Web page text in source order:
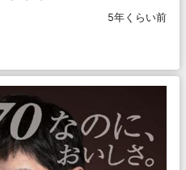
5年くらい前